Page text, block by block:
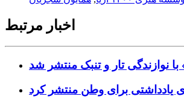
اخبار مرتبط
نوازندگی تار و تنبک منتشر شد
برای وطن منتشر کرد